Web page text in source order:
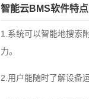
智能云BMS软件特点
1.系统可以智能地搜索
力。
2.用户能随时了解设备